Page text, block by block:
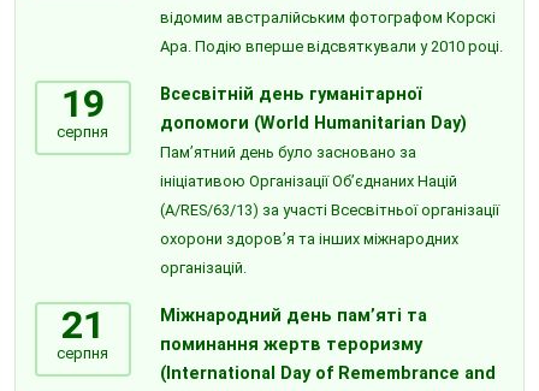
відомим австралійським фотографом Корскі
Ара. Подію вперше відсвяткували у 2010 році.
19
серпня
Всесвітній день гуманітарної
допомоги (World Humanitarian Day)
Пам’ятний день було засновано за
ініціативою Організації Об’єднаних Націй
(A/RES/63/13) за участі Всесвітньої організації
охорони здоров’я та інших міжнародних
організацій.
21
серпня
Міжнародний день пам’яті та
поминання жертв тероризму
(International Day of Remembrance and